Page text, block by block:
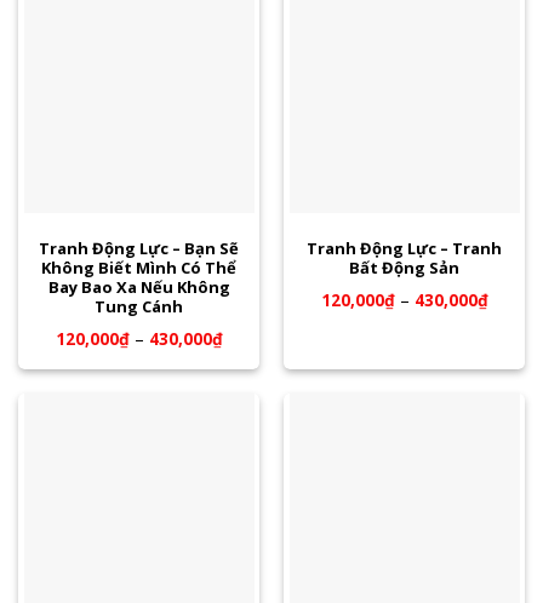
Tranh Động Lực – Bạn Sẽ
Không Biết Mình Có Thể
Bay Bao Xa Nếu Không
Tung Cánh
120,000₫– 430,000₫
Tranh Động Lực – Tranh
Bất Động Sản
120,000₫– 430,000₫